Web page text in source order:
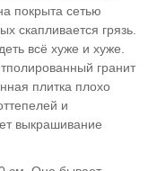
покрыта сетью
скапливается грязь.
всё хуже и хуже.
гранит
плитка плохо
и
выкрашивание